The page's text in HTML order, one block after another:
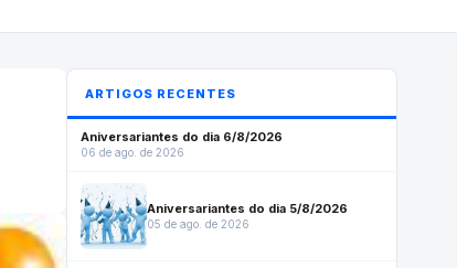
ARTIGOS RECENTES
Aniversariantes do dia 6/8/2026
06 de ago. de 2026
Aniversariantes do dia 5/8/2026
05 de ago. de 2026